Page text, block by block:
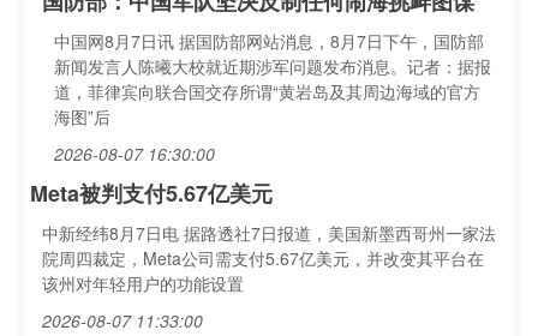
中国网8月7日讯 据国防部网站消息，8月7日下午，国防部
新闻发言人陈曦大校就近期涉军问题发布消息。记者：据报
道，菲律宾向联合国交存所谓“黄岩岛及其周边海域的官方
海图”后
2026-08-07 16:30:00
Meta被判支付5.67亿美元
中新经纬8月7日电 据路透社7日报道，美国新墨西哥州一家法
院周四裁定，Meta公司需支付5.67亿美元，并改变其平台在
该州对年轻用户的功能设置
2026-08-07 11:33:00